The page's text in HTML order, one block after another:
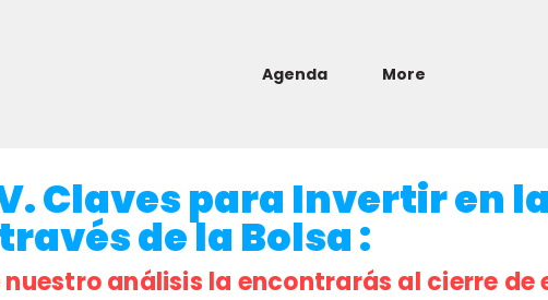
Agenda More
Claves para Invertir en la
de la Bolsa :
análisis la encontrarás al cierre de